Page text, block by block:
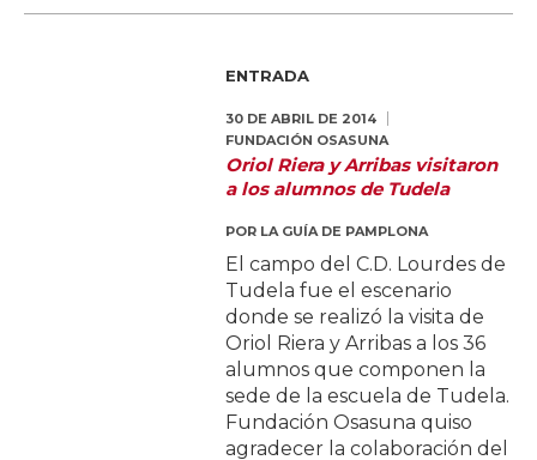
ENTRADA
30 DE ABRIL DE 2014
FUNDACIÓN OSASUNA
Oriol Riera y Arribas visitaron
a los alumnos de Tudela
POR LA GUÍA DE PAMPLONA
El campo del C.D. Lourdes de
Tudela fue el escenario
donde se realizó la visita de
Oriol Riera y Arribas a los 36
alumnos que componen la
sede de la escuela de Tudela.
Fundación Osasuna quiso
agradecer la colaboración del